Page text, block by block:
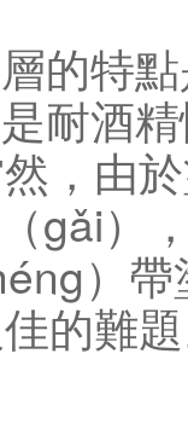
的特
耐酒
，由
gǎi）
）
的難